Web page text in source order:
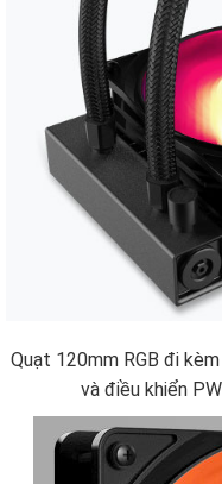
Quạt 120mm RGB đi
và điều khiển